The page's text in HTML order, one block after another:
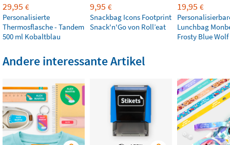
29,95 €
Personalisierte
Thermosflasche - Tandem
500 ml Kobaltblau
9,95 €
Snackbag Icons Footprint
Snack'n'Go von Roll’eat
19,95 €
Lunchbag
Frosty Blue Wolf
Andere interessante Artikel